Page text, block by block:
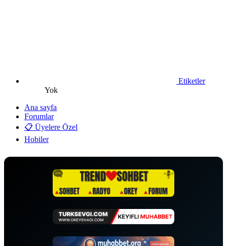
Etiketler
Yok
Ana sayfa
Forumlar
📋 Üyelere Özel
Hobiler